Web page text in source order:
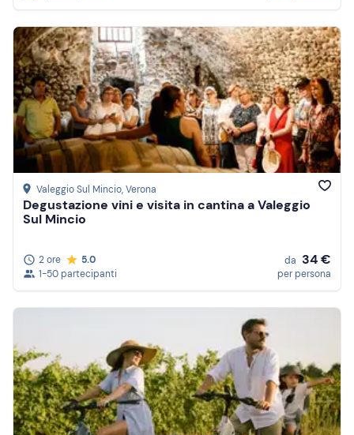
Valeggio Sul Mincio, Verona
Degustazione vini e visita in cantina a Valeggio
Sul Mincio
2 ore
5.0
1-50 partecipanti
da 34 €
per persona